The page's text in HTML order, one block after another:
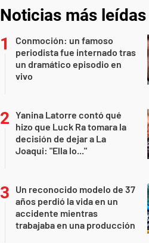
Noticias más leídas
Conmoción: un famoso
periodista fue internado tras
un dramático episodio en
vivo
Yanina Latorre contó qué
hizo que Luck Ra tomara la
decisión de dejar a La
Joaqui: "Ella lo..."
Un reconocido modelo de 37
años perdió la vida en un
accidente mientras
trabajaba en una producción